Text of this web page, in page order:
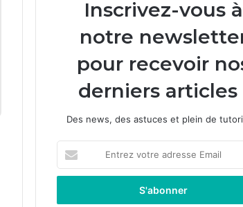
Inscrivez-vous à
notre
pour recevoir
derniers articles
Des news, des astuces et plein de
votre
adresse